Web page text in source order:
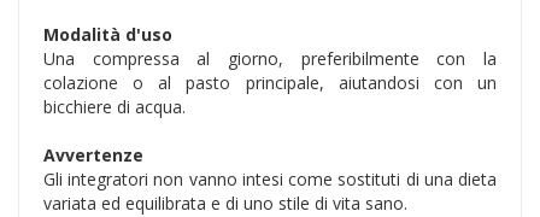
Modalità d'uso
Una compressa al giorno, preferibilmente con la
colazione o al pasto principale, aiutandosi con un
bicchiere di acqua.
Avvertenze
Gli integratori non vanno intesi come sostituti di una dieta
variata ed equilibrata e di uno stile di vita sano.